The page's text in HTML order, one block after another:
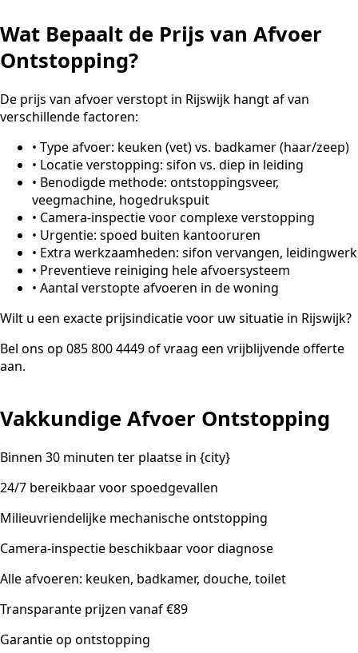
Wat Bepaalt de Prijs van Afvoer
Ontstopping?
De prijs van afvoer verstopt in Rijswijk hangt af van
verschillende factoren:
• Type afvoer: keuken (vet) vs. badkamer (haar/zeep)
• Locatie verstopping: sifon vs. diep in leiding
• Benodigde methode: ontstoppingsveer,
veegmachine, hogedrukspuit
• Camera-inspectie voor complexe verstopping
• Urgentie: spoed buiten kantooruren
• Extra werkzaamheden: sifon vervangen, leidingwerk
• Preventieve reiniging hele afvoersysteem
• Aantal verstopte afvoeren in de woning
Wilt u een exacte prijsindicatie voor uw situatie in Rijswijk?
Bel ons op 085 800 4449 of vraag een vrijblijvende offerte
aan.
Vakkundige Afvoer Ontstopping
Binnen 30 minuten ter plaatse in {city}
24/7 bereikbaar voor spoedgevallen
Milieuvriendelijke mechanische ontstopping
Camera-inspectie beschikbaar voor diagnose
Alle afvoeren: keuken, badkamer, douche, toilet
Transparante prijzen vanaf €89
Garantie op ontstopping